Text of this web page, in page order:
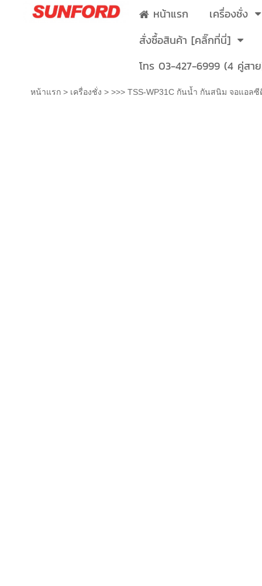
หน้าแรก
เครื่องชั่ง
สั่งซื้อสินค้า [คลิ๊กที่นี่]
โทร 03-427-6999 (4 คู่สา
หน้าแรก > เครื่องชั่ง >>>> TSS-WP31C กันน้ำ กันสนิม จอแอลซี